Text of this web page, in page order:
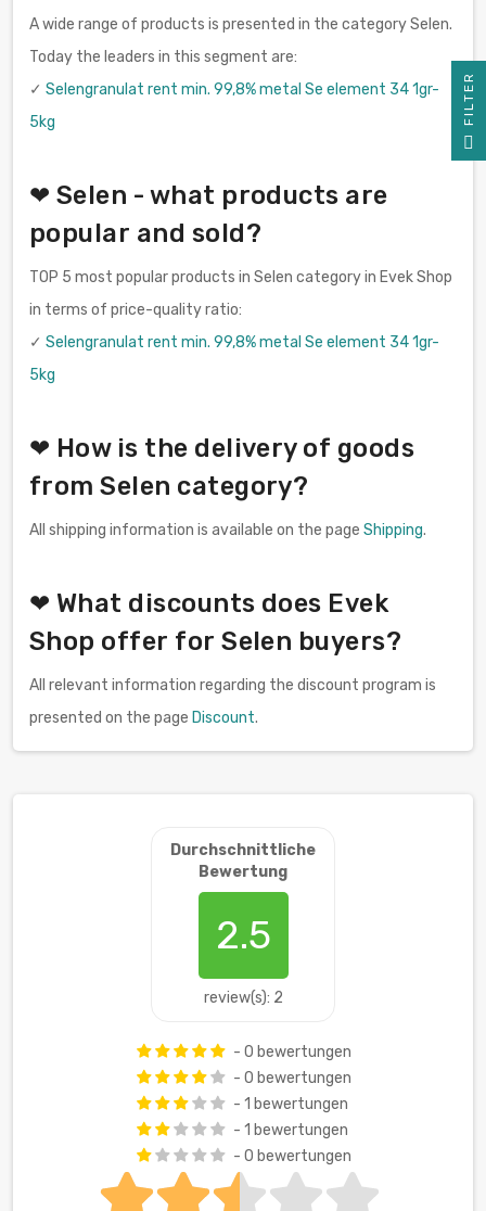
A wide range of products is presented in the category Selen.
Today the leaders in this segment are:
✓ Selengranulat rent min. 99,8% metal Se element 34 1gr-
5kg
❤ Selen - what products are
popular and sold?
TOP 5 most popular products in Selen category in Evek Shop
in terms of price-quality ratio:
✓ Selengranulat rent min. 99,8% metal Se element 34 1gr-
5kg
❤ How is the delivery of goods
from Selen category?
All shipping information is available on the page Shipping.
❤ What discounts does Evek
Shop offer for Selen buyers?
All relevant information regarding the discount program is
presented on the page Discount.
Durchschnittliche
Bewertung
2.5
review(s): 2
- 0 bewertungen
- 0 bewertungen
- 1 bewertungen
- 1 bewertungen
- 0 bewertungen
R